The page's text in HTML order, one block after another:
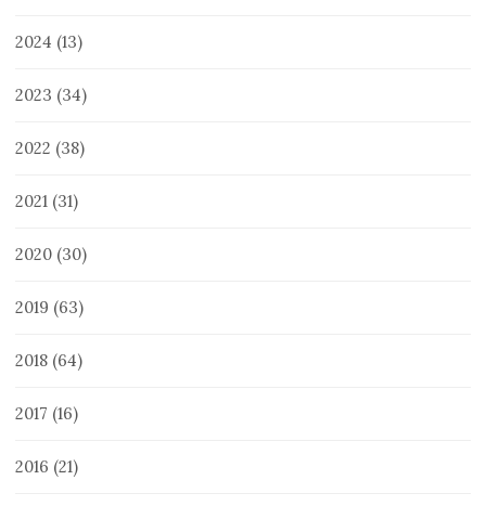
2024 (13)
2023 (34)
2022 (38)
2021 (31)
2020 (30)
2019 (63)
2018 (64)
2017 (16)
2016 (21)